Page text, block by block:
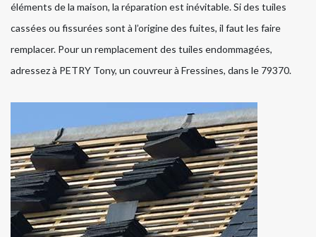
éléments de la maison, la réparation est inévitable. Si des tuiles
cassées ou fissurées sont à l’origine des fuites, il faut les faire
remplacer. Pour un remplacement des tuiles endommagées,
adressez à PETRY Tony, un couvreur à Fressines, dans le 79370.